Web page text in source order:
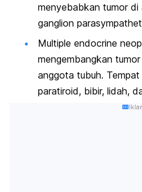
menyebabkan tumor di
ganglion
Multiple endocrine
mengembangkan
anggota tubuh.
paratiroid, bibir, lidah,
Iklan